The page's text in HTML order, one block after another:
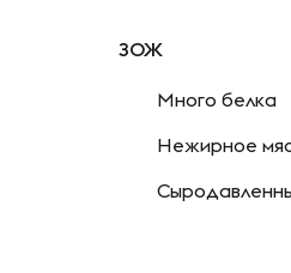
ЗОЖ
Много белка
Нежирное